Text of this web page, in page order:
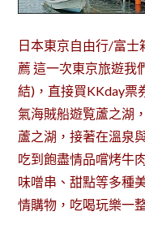
日本東京自由行/富
薦 這一次東京旅遊我
結)，直接買KKday票
氣海賊船遊覧蘆之湖
蘆之湖，接著在溫泉
吃到飽盡情品嚐烤牛
味噌串、甜點等多種
情購物，吃喝玩樂一